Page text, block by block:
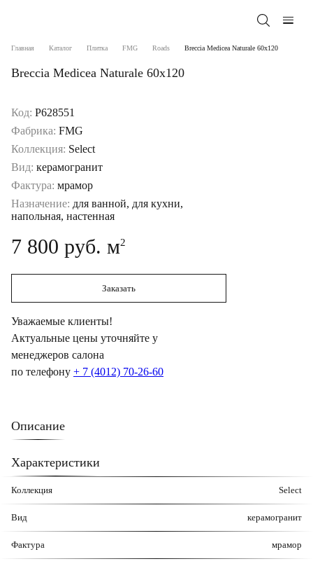
Главная Каталог Плитка FMG Roads Breccia Medicea Naturale 60x120
Breccia Medicea Naturale 60x120
Код: P628551
Фабрика: FMG
Коллекция: Select
Вид: керамогранит
Фактура: мрамор
Назначение: для ванной, для кухни,
напольная, настенная
7 800 руб. м2
Заказать
Уважаемые клиенты!
Актуальные цены уточняйте у
менеджеров салона
по телефону + 7 (4012) 70-26-60
Описание
Характеристики
Коллекция Select
Вид керамогранит
Фактура мрамор